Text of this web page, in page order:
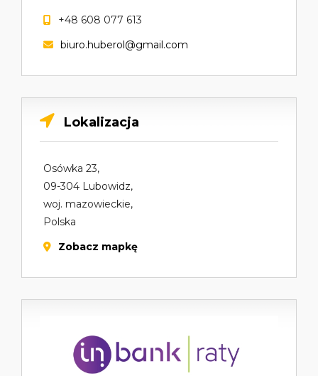
+48 608 077 613
biuro.huberol@gmail.com
Lokalizacja
Osówka 23,
09-304 Lubowidz,
woj. mazowieckie,
Polska
Zobacz mapkę